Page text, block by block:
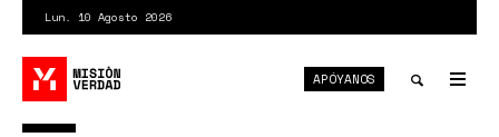
contenido
principal
Lun. 10 Agosto 2026
APÓYANOS